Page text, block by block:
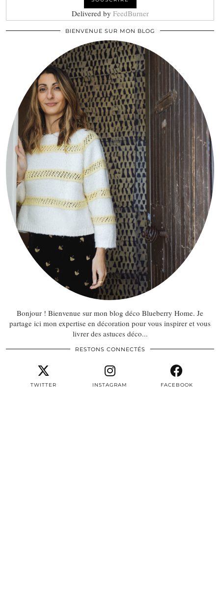
Delivered by FeedBurner
BIENVENUE SUR MON BLOG
Bonjour ! Bienvenue sur mon blog déco Blueberry Home. Je
partage ici mon expertise en décoration pour vous inspirer et vous
livrer des astuces déco...
RESTONS CONNECTÉS
TWITTER INSTAGRAM FACEBOOK